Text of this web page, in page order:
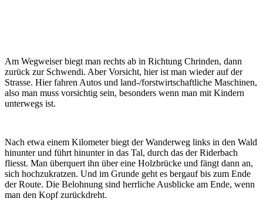
Am Wegweiser biegt man rechts ab in Richtung Chrinden, dann
zurück zur Schwendi. Aber Vorsicht, hier ist man wieder auf der
Strasse. Hier fahren Autos und land-/forstwirtschaftliche Maschinen,
also man muss vorsichtig sein, besonders wenn man mit Kindern
unterwegs ist.
Nach etwa einem Kilometer biegt der Wanderweg links in den Wald
hinunter und führt hinunter in das Tal, durch das der Riderbach
fliesst. Man überquert ihn über eine Holzbrücke und fängt dann an,
sich hochzukratzen. Und im Grunde geht es bergauf bis zum Ende
der Route. Die Belohnung sind herrliche Ausblicke am Ende, wenn
man den Kopf zurückdreht.